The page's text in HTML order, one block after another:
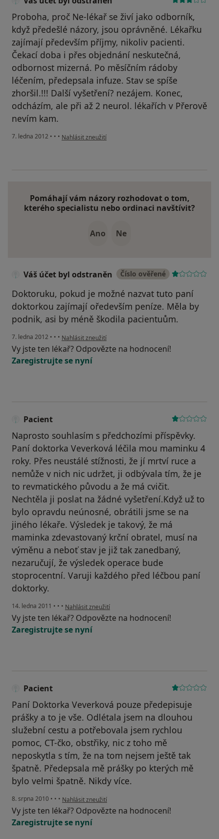
Proboha, proč Ne-lékař se živí jako odborník,
když předešlé názory, jsou oprávněné. Lékařku
zajímají především příjmy, nikoliv pacienti.
Čekací doba i přes objednání neskutečná,
odbornost mizerná. Po měsíčním rádoby
léčením, předepsala infuze. Stav se spíše
zhoršil.!!! Další vyšetření? nezájem. Konec,
odcházím, ale při až 2 neurol. lékařích v Přerově
nevím kam.
7. ledna 2012 • • • podle názoru uživatele Váš účet byl odstraněn
Nahlásit zneužití
Pomáhají vám názory rozhodovat o tom,
kterého specialistu nebo ordinaci navštívit?
Ano Ne
Váš účet byl odstraněn Číslo ověřené
Doktoruku, pokud je možné nazvat tuto paní
doktorkou zajímají oředevším peníze. Měla by
podnik, asi by méně škodila pacientuům.
7. ledna 2012 • • • podle názoru uživatele Váš účet byl odstraněn
Nahlásit zneužití
Vy jste ten lékař? Odpovězte na hodnocení!
Zaregistrujte se nyní
Pacient
Naprosto souhlasím s předchozími příspěvky.
Paní doktorka Veverková léčila mou maminku 4
roky. Přes neustálé stížnosti, že jí mrtví ruce a
nemůže v nich nic udržet, ji odbývala tím, že je
to revmatického původu a že má cvičit.
Nechtěla ji poslat na žádné vyšetření.Když už to
bylo opravdu neúnosné, obrátili jsme se na
jiného lékaře. Výsledek je takový, že má
maminka zdevastovaný krční obratel, musí na
výměnu a neboť stav je již tak zanedbaný,
nezaručují, že výsledek operace bude
stoprocentní. Varuji každého před léčbou paní
doktorky.
14. ledna 2011 • • • podle názoru uživatele Pacient
Nahlásit zneužití
Vy jste ten lékař? Odpovězte na hodnocení!
Zaregistrujte se nyní
Pacient
Paní Doktorka Veverková pouze předepisuje
prášky a to je vše. Odlétala jsem na dlouhou
služební cestu a potřebovala jsem rychlou
pomoc, CT-čko, obstřiky, nic z toho mě
neposkytla s tím, že na tom nejsem ještě tak
špatně. Předepsala mě prášky po kterých mě
bylo velmi špatně. Nikdy více.
8. srpna 2010 • • • podle názoru uživatele Pacient
Nahlásit zneužití
Vy jste ten lékař? Odpovězte na hodnocení!
Zaregistrujte se nyní